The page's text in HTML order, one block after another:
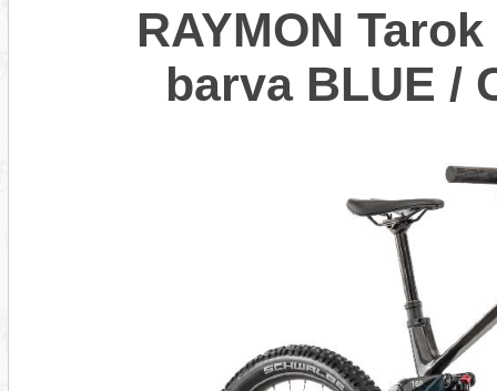
RAYMON
barva BLUE /